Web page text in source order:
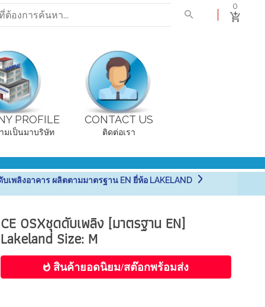
0
PROFILE
มเป็นมาบริษัท
CONTACT US
ติดต่อเรา
พลิงอาคาร ผลิตตามมาตรฐาน EN ยี่ห้อ LAKELAND
CE OSXชุดดับเพลิง [มาตรฐาน EN]
Lakeland Size: M
สินค้ายอดนิยม/สต๊อกพร้อมส่ง